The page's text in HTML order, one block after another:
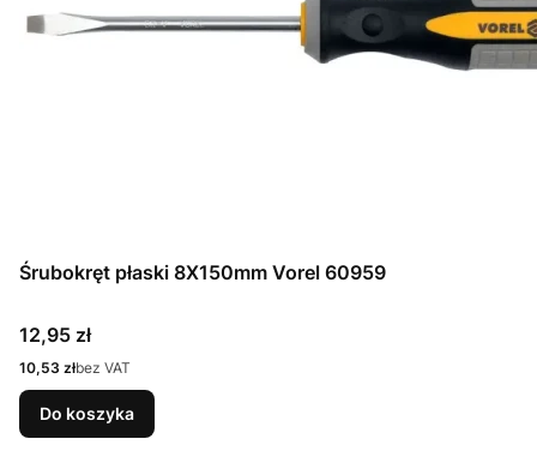
Śrubokręt płaski 8X150mm Vorel 60959
Cena
12,95 zł
Cena
10,53 złbez VAT
Do koszyka